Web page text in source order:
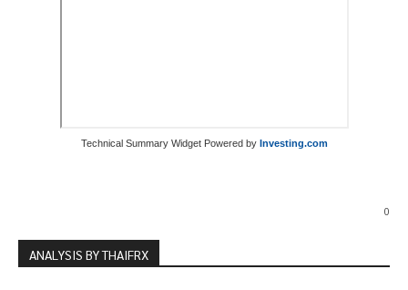
Technical Summary Widget Powered by Investing.com
0
ANALYSIS BY THAIFRX